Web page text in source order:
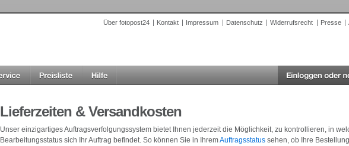
Über fotopost24 Kontakt Impressum Datenschutz Widerrufsrecht Presse
Lieferzeiten & Versandkosten
Unser einzigartiges Auftragsverfolgungssystem bietet Ihnen jederzeit die Möglichkeit, zu kontrollieren, in
Bearbeitungsstatus sich Ihr Auftrag befindet. So können Sie in IhremAuftragsstatus sehen, ob Ihre